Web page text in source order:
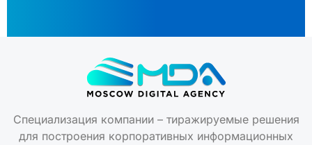
Специализация компании – тиражируемые решения
для построения корпоративных информационных